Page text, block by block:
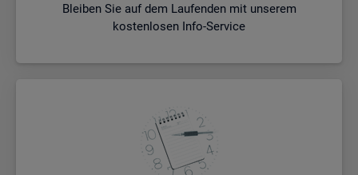
Bleiben Sie auf dem Laufenden mit unserem
kostenlosen Info-Service